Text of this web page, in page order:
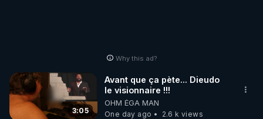
Why this ad?
3:05
Avant que ça pète... Dieudo
le visionnaire !!!
OHM ÉGA MAN
One day ago
2.6 k views